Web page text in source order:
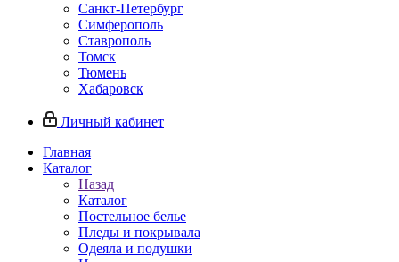
Санкт-Петербург
Симферополь
Ставрополь
Томск
Тюмень
Хабаровск
Личный кабинет
Главная
Каталог
Назад
Каталог
Постельное белье
Пледы и покрывала
Одеяла и подушки